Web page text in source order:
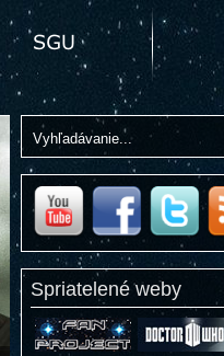
Spriatelené weby